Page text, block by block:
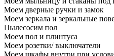
Моем дверные ручки и замок
Моем зеркала и зеркальные
Пылесосим пол
Моем пол и плинтуса
Моем розетки/ выключатели
Моем шкафы внутри при